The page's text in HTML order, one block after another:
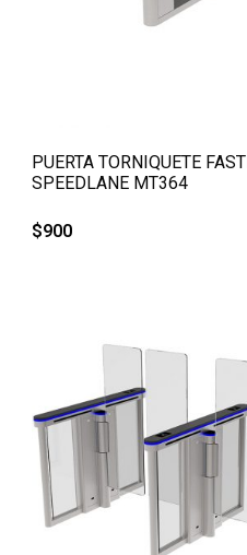
PUERTA TORNIQUETE
SPEEDLANE MT364
$900